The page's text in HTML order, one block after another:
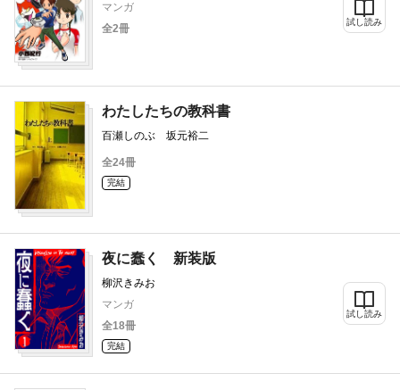
マンガ
全2冊
試し読み
わたしたちの教科書
百瀬しのぶ 坂元裕二
全24冊
完結
夜に蠢く 新装版
柳沢きみお
マンガ
全18冊
完結
試し読み